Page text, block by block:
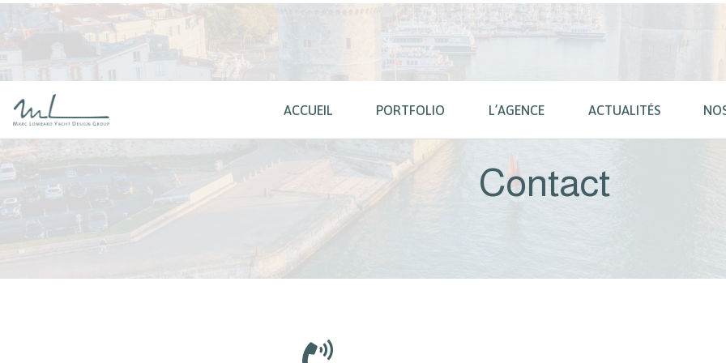
ACCUEIL PORTFOLIO L’AGENCE ACTUALITÉS
Contact